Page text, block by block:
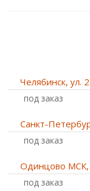
Челябинск, ул.
Под заказ
Санкт-
Под заказ
Одинцово
Под заказ